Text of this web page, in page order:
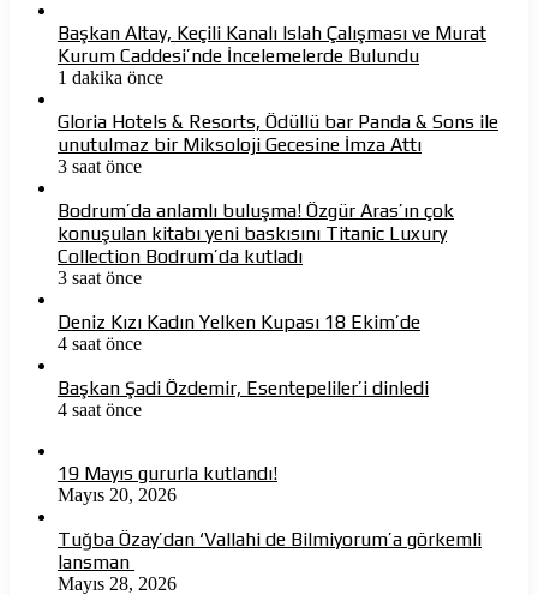
Başkan Altay, Keçili Kanalı Islah Çalışması ve Murat
Kurum Caddesi’nde İncelemelerde Bulundu
1 dakika önce
Gloria Hotels & Resorts, Ödüllü bar Panda & Sons ile
unutulmaz bir Miksoloji Gecesine İmza Attı
3 saat önce
Bodrum’da anlamlı buluşma! Özgür Aras’ın çok
konuşulan kitabı yeni baskısını Titanic Luxury
Collection Bodrum’da kutladı
3 saat önce
Deniz Kızı Kadın Yelken Kupası 18 Ekim’de
4 saat önce
Başkan Şadi Özdemir, Esentepeliler’i dinledi
4 saat önce
19 Mayıs gururla kutlandı!
Mayıs 20, 2026
Tuğba Özay’dan ‘Vallahi de Bilmiyorum’a görkemli
lansman
Mayıs 28, 2026